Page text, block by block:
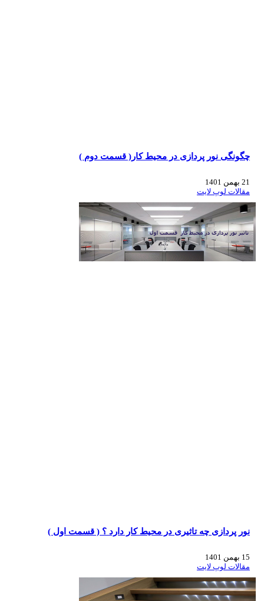
چگونگی نور پردازی در محیط کار( قسمت دوم )
21 بهمن 1401
مقالات لوپ لایت
نور پردازی چه تاثیری در محیط کار دارد ؟ ( قسمت اول )
15 بهمن 1401
مقالات لوپ لایت